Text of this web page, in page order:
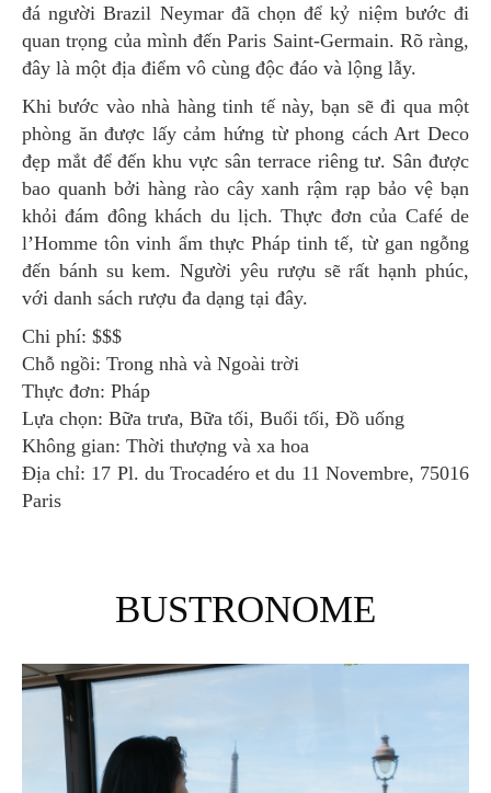
đá người Brazil Neymar đã chọn để kỷ niệm bước đi
quan trọng của mình đến Paris Saint-Germain. Rõ ràng,
đây là một địa điểm vô cùng độc đáo và lộng lẫy.
Khi bước vào nhà hàng tinh tế này, bạn sẽ đi qua một
phòng ăn được lấy cảm hứng từ phong cách Art Deco
đẹp mắt để đến khu vực sân terrace riêng tư. Sân được
bao quanh bởi hàng rào cây xanh rậm rạp bảo vệ bạn
khỏi đám đông khách du lịch. Thực đơn của Café de
l’Homme tôn vinh ẩm thực Pháp tinh tế, từ gan ngỗng
đến bánh su kem. Người yêu rượu sẽ rất hạnh phúc,
với danh sách rượu đa dạng tại đây.
Chi phí: $$$
Chỗ ngồi: Trong nhà và Ngoài trời
Thực đơn: Pháp
Lựa chọn: Bữa trưa, Bữa tối, Buổi tối, Đồ uống
Không gian: Thời thượng và xa hoa
Địa chỉ: 17 Pl. du Trocadéro et du 11 Novembre, 75016
Paris
BUSTRONOME